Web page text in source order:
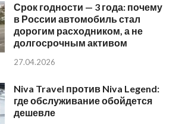
Срок годности — 3 года: почему
в России автомобиль стал
дорогим расходником, а не
долгосрочным активом
27.04.2026
Niva Travel против Niva Legend:
где обслуживание обойдется
дешевле